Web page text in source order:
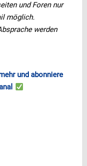
und Foren nur
möglich.
werden
und abonniere